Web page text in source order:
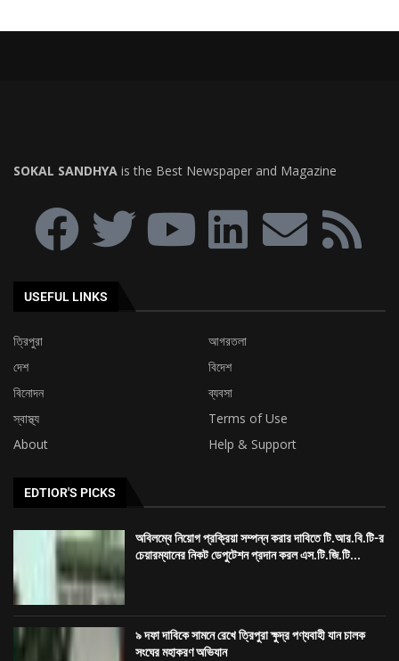
SOKAL SANDHYA is the Best Newspaper and Magazine
USEFUL LINKS
ত্রিপুরা
আগরতলা
দেশ
বিদেশ
বিনোদন
ব্যবসা
স্বাস্থ্য
Terms of Use
About
Help & Support
EDTIOR'S PICKS
অবিলম্বে নিয়োগ প্রক্রিয়া সম্পন্ন করার দাবিতে টি.আর.বি.টি-র
চেয়ারম্যানের নিকট ডেপুটেশন প্রদান করল এস.টি.জি.টি...
৯ দফা দাবিকে সামনে রেখে ত্রিপুরা ক্ষুদ্র পণ্যবাহী যান চালক
সংঘের মহাকরণ অভিযান